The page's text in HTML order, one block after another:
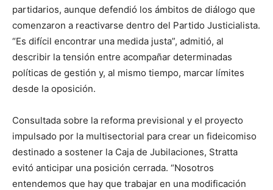
partidarios, aunque defendió los ámbitos de diálogo que
comenzaron a reactivarse dentro del Partido Justicialista.
“Es difícil encontrar una medida justa”, admitió, al
describir la tensión entre acompañar determinadas
políticas de gestión y, al mismo tiempo, marcar límites
desde la oposición.
Consultada sobre la reforma previsional y el proyecto
impulsado por la multisectorial para crear un fideicomiso
destinado a sostener la Caja de Jubilaciones, Stratta
evitó anticipar una posición cerrada. “Nosotros
entendemos que hay que trabajar en una modificación